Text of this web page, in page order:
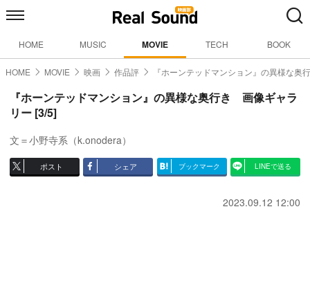
HOME MUSIC MOVIE TECH BOOK
HOME MOVIE 映画 作品評 『ホーンテッドマンション』の異様な奥
『ホーンテッドマンション』の異様な奥行き 画像ギャラ
リー [3/5]
文＝小野寺系（k.onodera）
ポスト シェア ブックマーク LINEで送る
2023.09.12 12:00